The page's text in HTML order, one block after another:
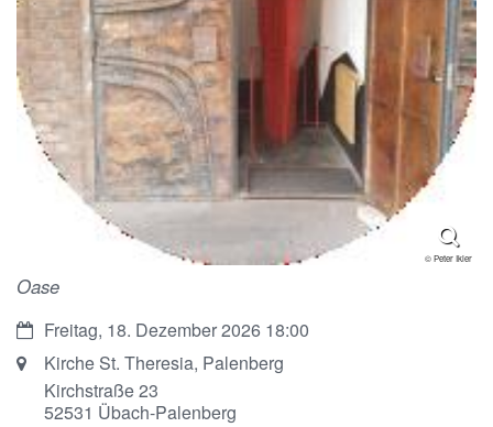
© Peter Ikier
Oase
Datum:Freitag, 18. Dezember 2026 18:00
Ort: Kirche St. Theresia, Palenberg
Kirchstraße 23
52531 Übach-Palenberg